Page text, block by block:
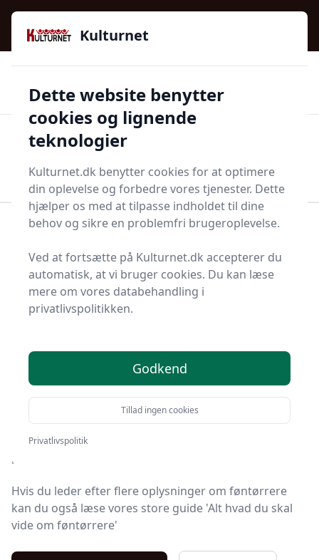
Kulturnet - Alt Det Gode I Livet | Din Kulturguide Siden
2016
97 kategorier 👍Kun godkendte butikker
Start søgning
Husholdning
Sæbe og shampoo
Bedste føntørrer i 2025 -
se de 18 bedste her
Kulturnet er stedet at finde føntørrere. Vi har samlet
18 top-produkter, så du hurtigt kan vælge det bedste.
Leder du efter et godt føntørrer tilbud? Vil du have
gratis fragt? Eller har du allerede en bestemt model i
tankerne? Du finder det hele blandt de 18 produkter
Hvis du leder efter flere oplysninger om føntørrere
kan du også læse vores store guide 'Alt hvad du skal
vide om føntørrere'
Kulturnet
Dette website benytter
cookies og lignende
teknologier
Kulturnet.dk benytter cookies for at optimere
din oplevelse og forbedre vores tjenester. Dette
hjælper os med at tilpasse indholdet til dine
behov og sikre en problemfri brugeroplevelse.
Ved at fortsætte på Kulturnet.dk accepterer du
automatisk, at vi bruger cookies. Du kan læse
mere om vores databehandling i
privatlivspolitikken.
Godkend
Tillad ingen cookies
Privatlivspolitik